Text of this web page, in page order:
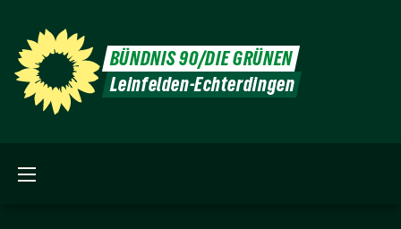
BÜNDNIS 90/DIE GRÜNEN
Leinfelden-Echterdingen